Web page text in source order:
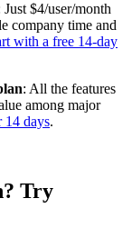
Just $4/user/month
company time and
with a free 14-day
: All the features
among major
14 days.
Try